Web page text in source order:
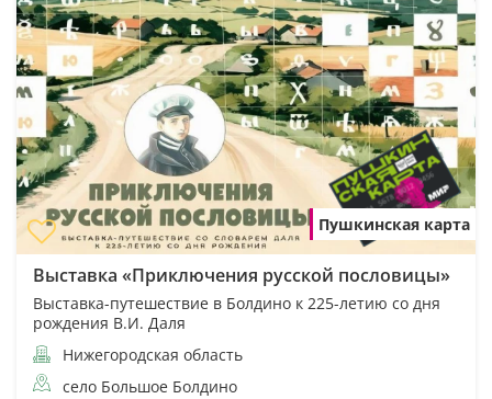
Пушкинская карта
Выставка «Приключения русской пословицы»
Выставка-путешествие в Болдино к 225-летию со дня
рождения В.И. Даля
Нижегородская область
село Большое Болдино